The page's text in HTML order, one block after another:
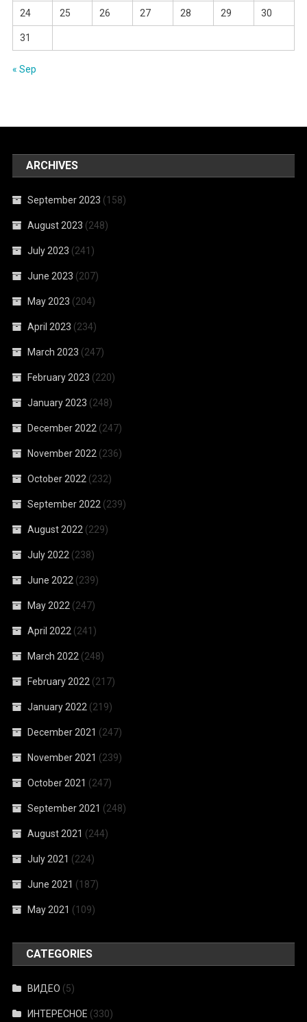
24 25 26 27 28 29 30
31
« Sep
ARCHIVES
September 2023 (158)
August 2023 (248)
July 2023 (241)
June 2023 (207)
May 2023 (204)
April 2023 (234)
March 2023 (247)
February 2023 (220)
January 2023 (248)
December 2022 (247)
November 2022 (236)
October 2022 (232)
September 2022 (239)
August 2022 (229)
July 2022 (238)
June 2022 (239)
May 2022 (247)
April 2022 (241)
March 2022 (248)
February 2022 (217)
January 2022 (219)
December 2021 (247)
November 2021 (239)
October 2021 (247)
September 2021 (248)
August 2021 (244)
July 2021 (224)
June 2021 (187)
May 2021 (109)
CATEGORIES
ВИДЕО (5)
ИНТЕРЕСНОЕ (330)